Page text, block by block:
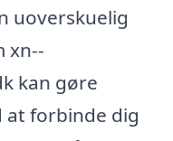
uoverskuelig
xn--
kan gøre
at forbinde dig